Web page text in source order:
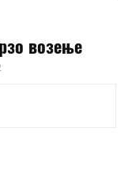
возење